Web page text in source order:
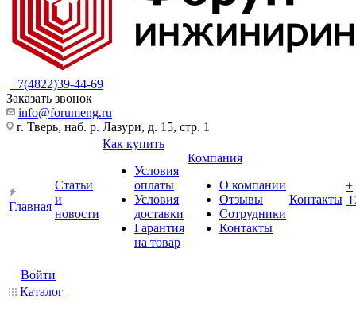
+7(4822)39-44-69
Заказать звонок
info@forumeng.ru
г. Тверь, наб. р. Лазури, д. 15, стр. 1
Главная
Статьи
и
новости
Как купить
Условия
оплаты
Условия
доставки
Гарантия
на товар
Компания
О компании
Отзывы
Сотрудники
Контакты
Контакты
+
Войти
Каталог